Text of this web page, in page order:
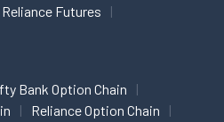
Reliance Futures
Bank Option Chain
Reliance Option Chain